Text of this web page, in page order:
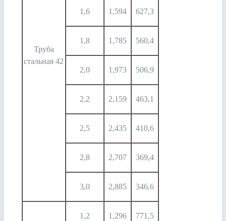
Труба
стальная 42
1,6 1,594 627,3
1,8 1,785 560,4
2,0 1,973 506,9
2,2 2,159 463,1
2,5 2,435 410,6
2,8 2,707 369,4
3,0 2,885 346,6
1,2 1,296 771,5